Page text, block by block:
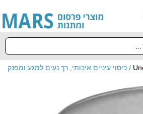
/ כיסוי עיניים איכותי, רך נעים למגע ומפנק